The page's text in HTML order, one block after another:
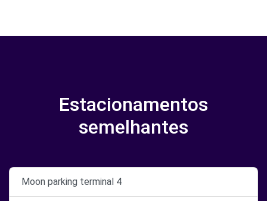
Estacionamentos
semelhantes
Moon parking terminal 4